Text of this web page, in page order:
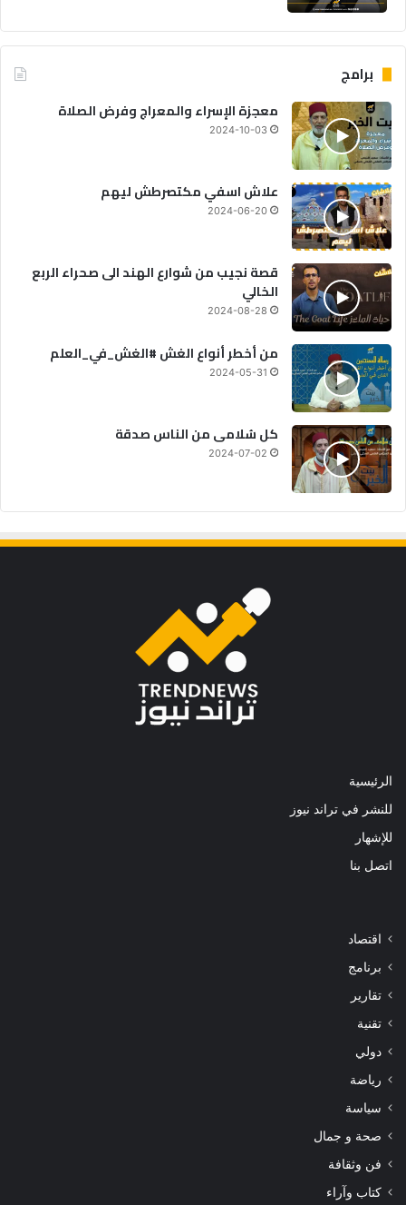
برامج
معجزة الإسراء والمعراج وفرض الصلاة
2024-10-03
علاش اسفي مكتصرطش ليهم
2024-06-20
قصة نجيب من شوارع الهند الى صحراء الربع
الخالي
2024-08-28
من أخطر أنواع الغش #الغش_في_العلم
2024-05-31
كل سُلامى من الناس صدقة
2024-07-02
الرئيسية
للنشر في تراند نيوز
للإشهار
اتصل بنا
اقتصاد
برنامج
تقارير
تقنية
دولي
رياضة
سياسة
صحة و جمال
فن وثقافة
كتاب وآراء